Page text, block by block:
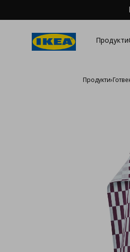
Продукти
Продукти›